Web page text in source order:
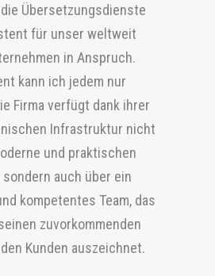
Übersetzungsdienste
für unser weltweit
in Anspruch.
kann ich jedem nur
Firma verfügt dank ihrer
Infrastruktur nicht
und praktischen
auch über ein
kompetentes Team, das
zuvorkommenden
Kunden auszeichnet.
seit 2015 mit Transistent
um unserem
nachzukommen. Wir
mit Transistent und
dynamischen,
freundlichen und jungen
zusammen.
schnelles Feedback
Sie liefern unsere Projekte
Wir danken Ihnen
Sie immer auf unsere
kurzfristigen
reagiert
wünschen uns eine
unserer erfolgreichen
dankt Transistent für
und seinen
Service für verschiedene
in mehreren
Sprachen.
arbeitet gerne mit
sich unseren
flexibel anzupassen,
Ansatz,
stets für hervorragende
unserer Zusammenarbeit
gesorgt.